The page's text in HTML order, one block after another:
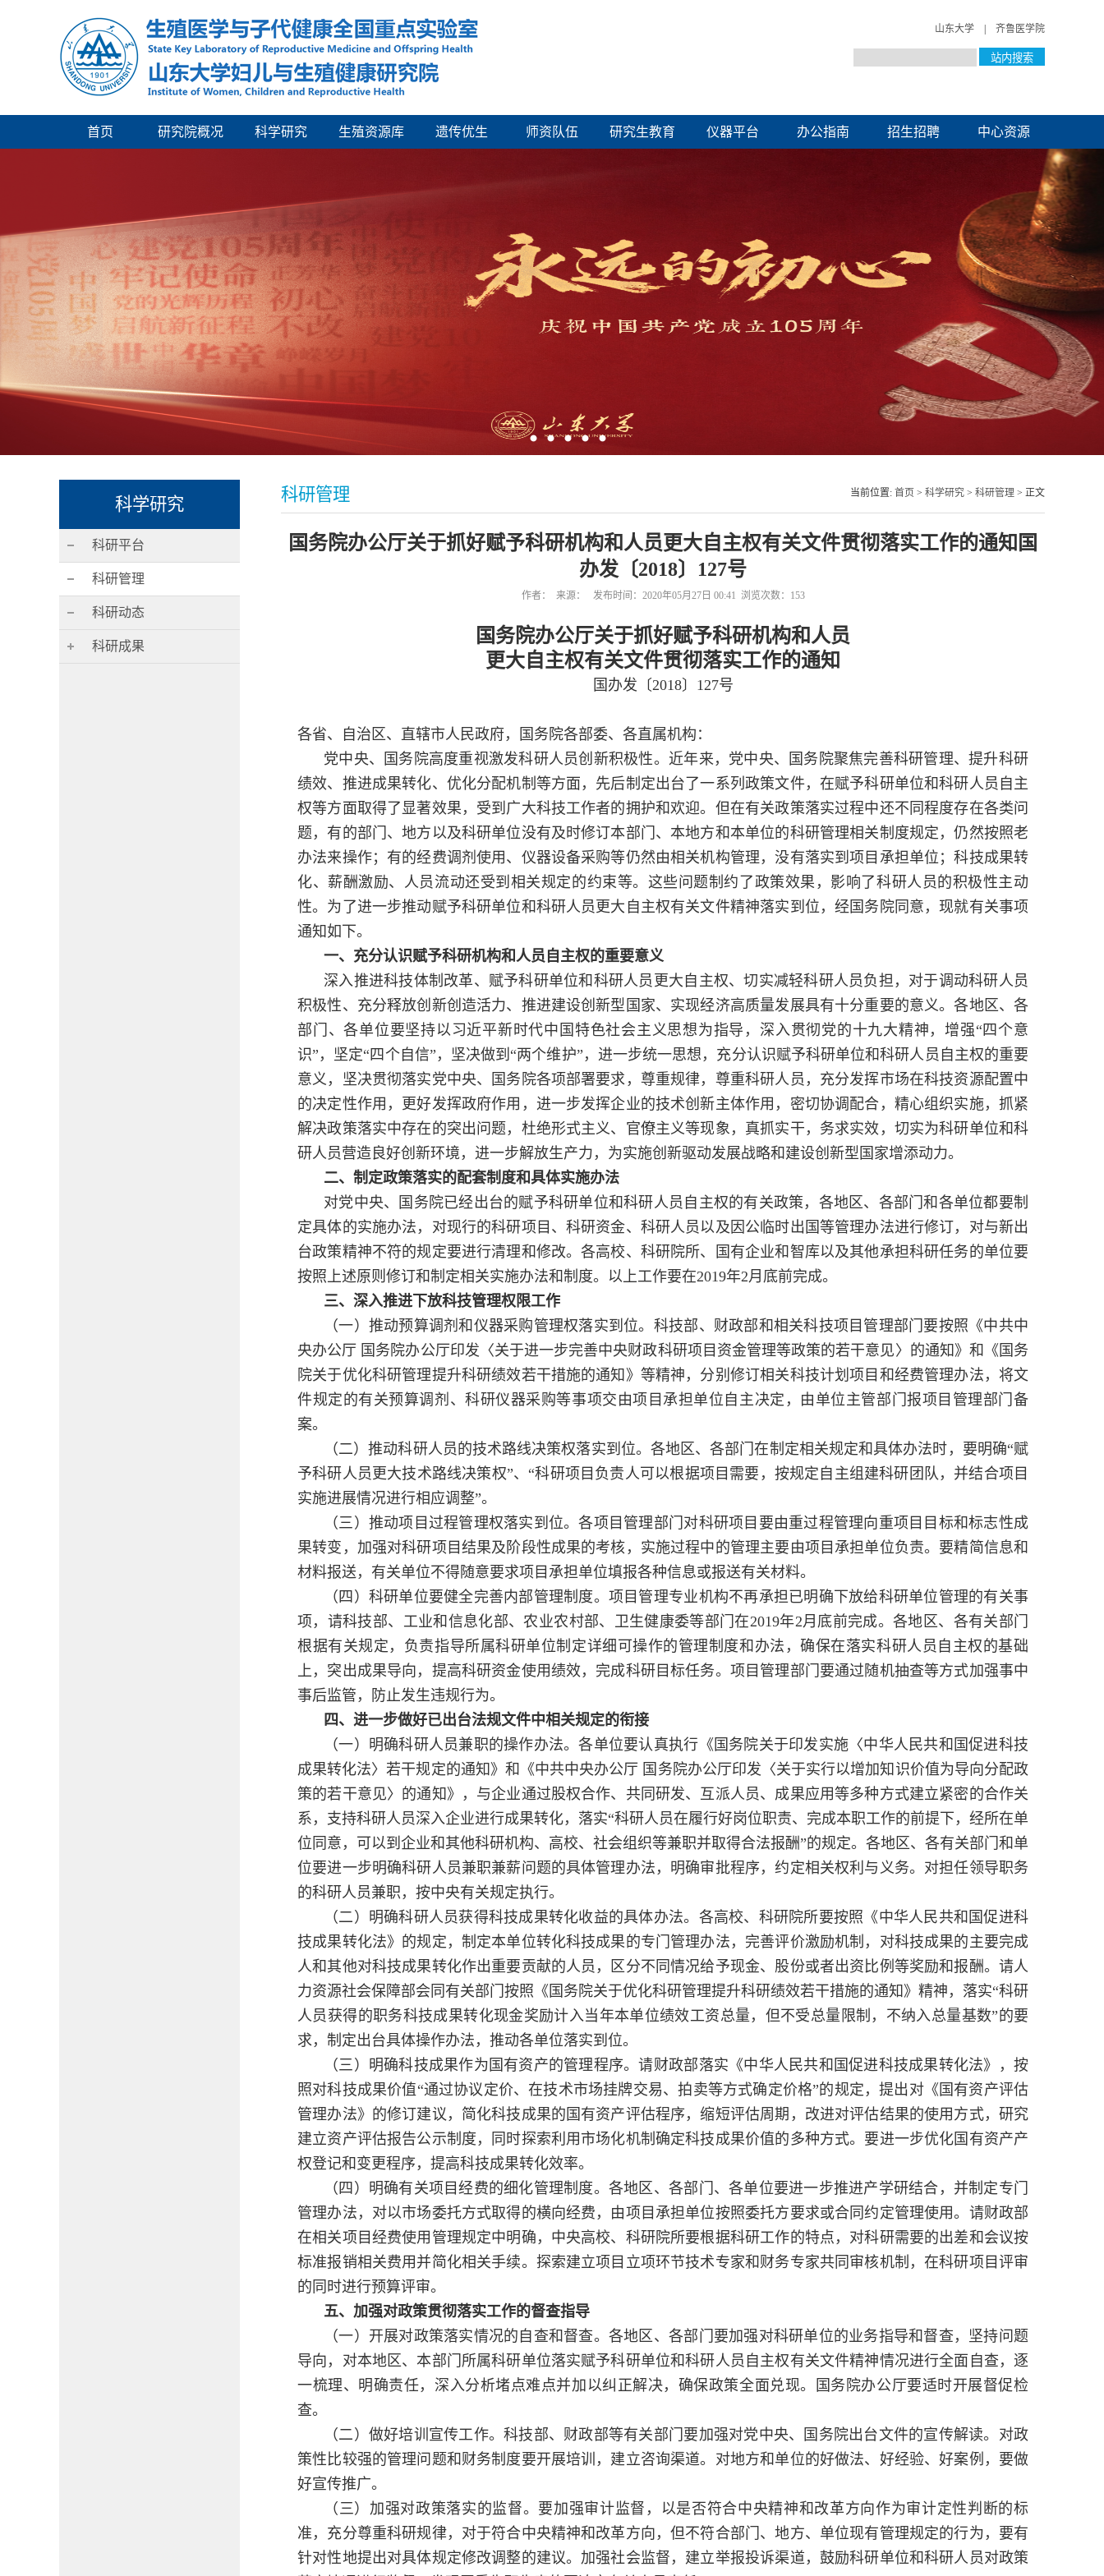
山东大学 齐鲁医学院
首页 研究院概况 科学研究 生殖资源库 遗传优生 师资队伍 研究生教育 仪器平台 办公指南 招生招聘 中心资源
科学研究
科研平台
科研管理
科研动态
科研成果
科研管理 当前位置: 首页 > 科学研究 > 科研管理 > 正文
国务院办公厅关于抓好赋予科研机构和人员更大自主权有关文件贯彻落实工作的通知国
办发〔2018〕127号
作者： 来源： 发布时间：2020年05月27日 00:41 浏览次数： 153
国务院办公厅关于抓好赋予科研机构和人员
更大自主权有关文件贯彻落实工作的通知
国办发〔2018〕 127号
各省、自治区、直辖市人民政府，国务院各部委、各直属机构：
党中央、国务院高度重视激发科研人员创新积极性。近年来，党中央、国务院聚焦完善科研管理、提升科研
绩效、推进成果转化、优化分配机制等方面，先后制定出台了一系列政策文件，在赋予科研单位和科研人员自主
权等方面取得了显著效果，受到广大科技工作者的拥护和欢迎。但在有关政策落实过程中还不同程度存在各类问
题，有的部门、地方以及科研单位没有及时修订本部门、本地方和本单位的科研管理相关制度规定，仍然按照老
办法来操作；有的经费调剂使用、仪器设备采购等仍然由相关机构管理，没有落实到项目承担单位；科技成果转
化、薪酬激励、人员流动还受到相关规定的约束等。这些问题制约了政策效果，影响了科研人员的积极性主动
性。为了进一步推动赋予科研单位和科研人员更大自主权有关文件精神落实到位，经国务院同意，现就有关事项
通知如下。
一、充分认识赋予科研机构和人员自主权的重要意义
深入推进科技体制改革、赋予科研单位和科研人员更大自主权、切实减轻科研人员负担，对于调动科研人员
积极性、充分释放创新创造活力、推进建设创新型国家、实现经济高质量发展具有十分重要的意义。各地区、各
部门、各单位要坚持以习近平新时代中国特色社会主义思想为指导，深入贯彻党的十九大精神，增强“四个意
识”，坚定“四个自信”，坚决做到“两个维护”，进一步统一思想，充分认识赋予科研单位和科研人员自主权的重要
意义，坚决贯彻落实党中央、国务院各项部署要求，尊重规律，尊重科研人员，充分发挥市场在科技资源配置中
的决定性作用，更好发挥政府作用，进一步发挥企业的技术创新主体作用，密切协调配合，精心组织实施，抓紧
解决政策落实中存在的突出问题，杜绝形式主义、官僚主义等现象，真抓实干，务求实效，切实为科研单位和科
研人员营造良好创新环境，进一步解放生产力，为实施创新驱动发展战略和建设创新型国家增添动力。
二、制定政策落实的配套制度和具体实施办法
对党中央、国务院已经出台的赋予科研单位和科研人员自主权的有关政策，各地区、各部门和各单位都要制
定具体的实施办法，对现行的科研项目、科研资金、科研人员以及因公临时出国等管理办法进行修订，对与新出
台政策精神不符的规定要进行清理和修改。各高校、科研院所、国有企业和智库以及其他承担科研任务的单位要
按照上述原则修订和制定相关实施办法和制度。以上工作要在2019年2月底前完成。
三、深入推进下放科技管理权限工作
（一）推动预算调剂和仪器采购管理权落实到位。 科技部、财政部和相关科技项目管理部门要按照《中共中
央办公厅 国务院办公厅印发〈关于进一步完善中央财政科研项目资金管理等政策的若干意见〉的通知》和《国务
院关于优化科研管理提升科研绩效若干措施的通知》等精神，分别修订相关科技计划项目和经费管理办法，将文
件规定的有关预算调剂、科研仪器采购等事项交由项目承担单位自主决定，由单位主管部门报项目管理部门备
案。
（二）推动科研人员的技术路线决策权落实到位。 各地区、各部门在制定相关规定和具体办法时，要明确“赋
予科研人员更大技术路线决策权”、“科研项目负责人可以根据项目需要，按规定自主组建科研团队，并结合项目
实施进展情况进行相应调整”。
（三）推动项目过程管理权落实到位。各项目管理部门对科研项目要由重过程管理向重项目目标和标志性成
果转变，加强对科研项目结果及阶段性成果的考核，实施过程中的管理主要由项目承担单位负责。要精简信息和
材料报送，有关单位不得随意要求项目承担单位填报各种信息或报送有关材料。
（四）科研单位要健全完善内部管理制度。 项目管理专业机构不再承担已明确下放给科研单位管理的有关事
项，请科技部、工业和信息化部、农业农村部、卫生健康委等部门在2019年2月底前完成。各地区、各有关部门
根据有关规定，负责指导所属科研单位制定详细可操作的管理制度和办法，确保在落实科研人员自主权的基础
上，突出成果导向，提高科研资金使用绩效，完成科研目标任务。项目管理部门要通过随机抽查等方式加强事中
事后监管，防止发生违规行为。
四、进一步做好已出台法规文件中相关规定的衔接
（一）明确科研人员兼职的操作办法。各单位要认真执行《国务院关于印发实施〈中华人民共和国促进科技
成果转化法〉若干规定的通知》和《中共中央办公厅 国务院办公厅印发〈关于实行以增加知识价值为导向分配政
策的若干意见〉的通知》，与企业通过股权合作、共同研发、互派人员、成果应用等多种方式建立紧密的合作关
系，支持科研人员深入企业进行成果转化，落实“科研人员在履行好岗位职责、完成本职工作的前提下，经所在单
位同意，可以到企业和其他科研机构、高校、社会组织等兼职并取得合法报酬”的规定。各地区、各有关部门和单
位要进一步明确科研人员兼职兼薪问题的具体管理办法，明确审批程序，约定相关权利与义务。对担任领导职务
的科研人员兼职，按中央有关规定执行。
（二）明确科研人员获得科技成果转化收益的具体办法。 各高校、科研院所要按照《中华人民共和国促进科
技成果转化法》的规定，制定本单位转化科技成果的专门管理办法，完善评价激励机制，对科技成果的主要完成
人和其他对科技成果转化作出重要贡献的人员，区分不同情况给予现金、股份或者出资比例等奖励和报酬。请人
力资源社会保障部会同有关部门按照《国务院关于优化科研管理提升科研绩效若干措施的通知》精神，落实“科研
人员获得的职务科技成果转化现金奖励计入当年本单位绩效工资总量，但不受总量限制，不纳入总量基数”的要
求，制定出台具体操作办法，推动各单位落实到位。
（三）明确科技成果作为国有资产的管理程序。请财政部落实《中华人民共和国促进科技成果转化法》，按
照对科技成果价值“通过协议定价、在技术市场挂牌交易、拍卖等方式确定价格”的规定，提出对《国有资产评估
管理办法》的修订建议，简化科技成果的国有资产评估程序，缩短评估周期，改进对评估结果的使用方式，研究
建立资产评估报告公示制度，同时探索利用市场化机制确定科技成果价值的多种方式。要进一步优化国有资产产
权登记和变更程序，提高科技成果转化效率。
（四）明确有关项目经费的细化管理制度。 各地区、各部门、各单位要进一步推进产学研结合，并制定专门
管理办法，对以市场委托方式取得的横向经费，由项目承担单位按照委托方要求或合同约定管理使用。请财政部
在相关项目经费使用管理规定中明确，中央高校、科研院所要根据科研工作的特点，对科研需要的出差和会议按
标准报销相关费用并简化相关手续。探索建立项目立项环节技术专家和财务专家共同审核机制，在科研项目评审
的同时进行预算评审。
五、加强对政策贯彻落实工作的督查指导
（一）开展对政策落实情况的自查和督查。 各地区、各部门要加强对科研单位的业务指导和督查，坚持问题
导向，对本地区、本部门所属科研单位落实赋予科研单位和科研人员自主权有关文件精神情况进行全面自查，逐
一梳理、明确责任，深入分析堵点难点并加以纠正解决，确保政策全面兑现。国务院办公厅要适时开展督促检
查。
（二）做好培训宣传工作。科技部、财政部等有关部门要加强对党中央、国务院出台文件的宣传解读。对政
策性比较强的管理问题和财务制度要开展培训，建立咨询渠道。对地方和单位的好做法、好经验、好案例，要做
好宣传推广。
（三）加强对政策落实的监督。 要加强审计监督，以是否符合中央精神和改革方向作为审计定性判断的标
准，充分尊重科研规律，对于符合中央精神和改革方向，但不符合部门、地方、单位现有管理规定的行为，要有
针对性地提出对具体规定修改调整的建议。加强社会监督，建立举报投诉渠道，鼓励科研单位和科研人员对政策